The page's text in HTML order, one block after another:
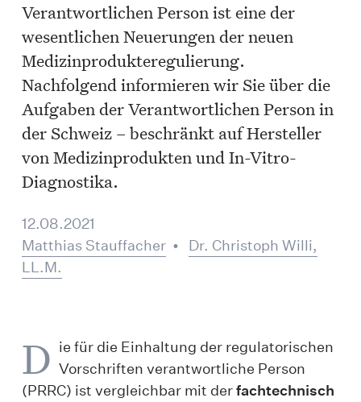
Verantwortlichen Person ist eine der
wesentlichen Neuerungen der neuen
Medizinprodukteregulierung.
Nachfolgend informieren wir Sie über die
Aufgaben der Verantwortlichen Person in
der Schweiz – beschränkt auf Hersteller
von Medizinprodukten und In-Vitro-
Diagnostika.
12.08.2021
Matthias Stauffacher • Dr. Christoph Willi,
LL.M.
D ie für die Einhaltung der regulatorischen
Vorschriften verantwortliche Person
(PRRC) ist vergleichbar mit derfachtechnisch